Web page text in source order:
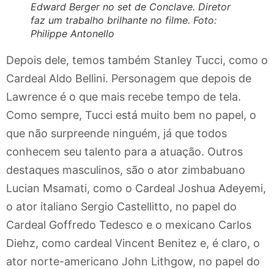
Edward Berger no set de Conclave. Diretor
faz um trabalho brilhante no filme. Foto:
Philippe Antonello
Depois dele, temos também Stanley Tucci, como o
Cardeal Aldo Bellini. Personagem que depois de
Lawrence é o que mais recebe tempo de tela.
Como sempre, Tucci está muito bem no papel, o
que não surpreende ninguém, já que todos
conhecem seu talento para a atuação. Outros
destaques masculinos, são o ator zimbabuano
Lucian Msamati, como o Cardeal Joshua Adeyemi,
o ator italiano Sergio Castellitto, no papel do
Cardeal Goffredo Tedesco e o mexicano Carlos
Diehz, como cardeal Vincent Benitez e, é claro, o
ator norte-americano John Lithgow, no papel do